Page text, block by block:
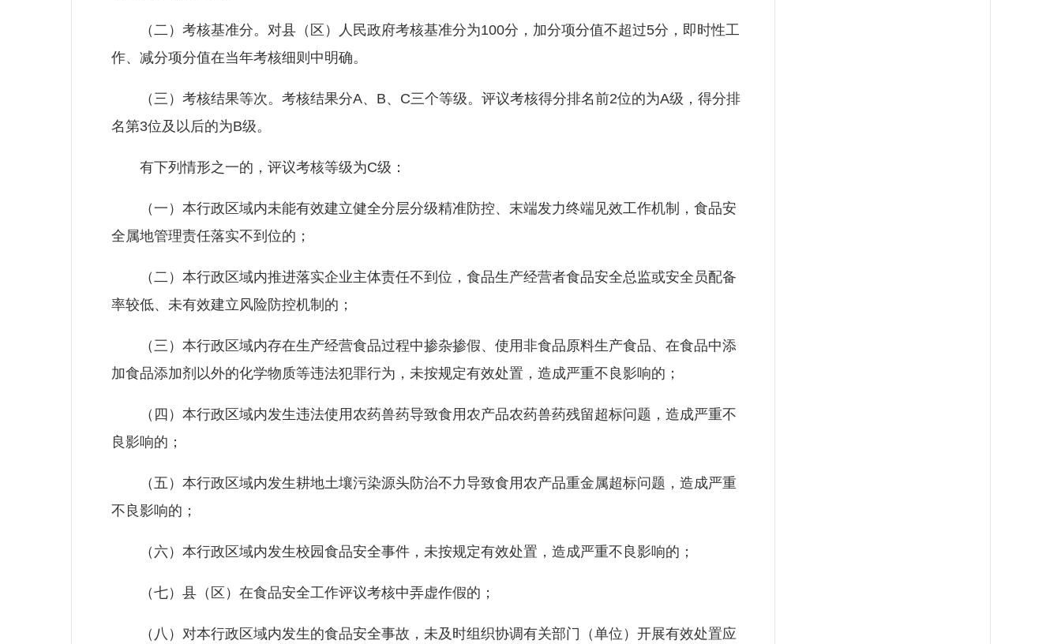
（二）考核基准分。对县（区）人民政府考核基准分为100分，加分项分值不超过5分，即时性工
作、减分项分值在当年考核细则中明确。
（三）考核结果等次。考核结果分A、B、C三个等级。评议考核得分排名前2位的为A级，得分排
名第3位及以后的为B级。
有下列情形之一的，评议考核等级为C级：
（一）本行政区域内未能有效建立健全分层分级精准防控、末端发力终端见效工作机制，食品安
全属地管理责任落实不到位的；
（二）本行政区域内推进落实企业主体责任不到位，食品生产经营者食品安全总监或安全员配备
率较低、未有效建立风险防控机制的；
（三）本行政区域内存在生产经营食品过程中掺杂掺假、使用非食品原料生产食品、在食品中添
加食品添加剂以外的化学物质等违法犯罪行为，未按规定有效处置，造成严重不良影响的；
（四）本行政区域内发生违法使用农药兽药导致食用农产品农药兽药残留超标问题，造成严重不
良影响的；
（五）本行政区域内发生耕地土壤污染源头防治不力导致食用农产品重金属超标问题，造成严重
不良影响的；
（六）本行政区域内发生校园食品安全事件，未按规定有效处置，造成严重不良影响的；
（七）县（区）在食品安全工作评议考核中弄虚作假的；
（八）对本行政区域内发生的食品安全事故，未及时组织协调有关部门（单位）开展有效处置应